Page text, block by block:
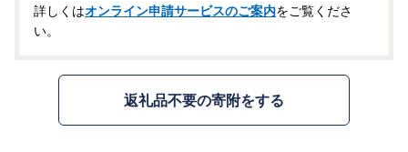
詳しくはオンライン申請サービスのご案内をご覧くださ
い。
返礼品不要の寄附をする